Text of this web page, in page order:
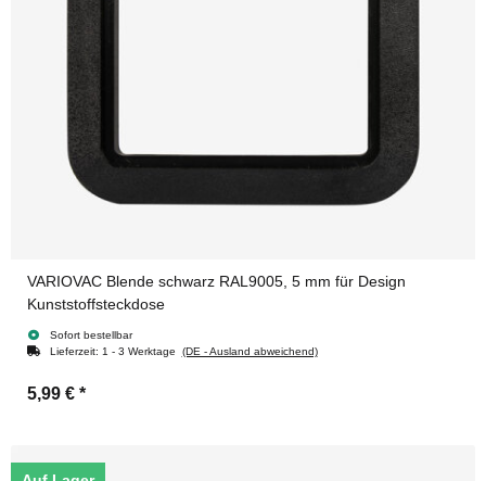
VARIOVAC Blende schwarz RAL9005, 5 mm für Design
Kunststoffsteckdose
Sofort bestellbar
Lieferzeit: 1 - 3 Werktage (DE - Ausland abweichend)
5,99 € *